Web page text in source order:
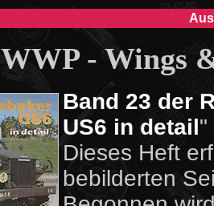
WWP - Wings
Band 23 der
US6 in detail"
Dieses Heft
bebilderten